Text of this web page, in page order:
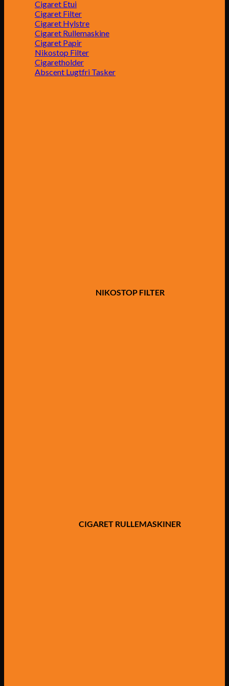
Cigaret Etui
Cigaret Filter
Cigaret Hylstre
Cigaret Rullemaskine
Cigaret Papir
Nikostop Filter
Cigaretholder
Abscent Lugtfri Tasker
NIKOSTOP FILTER
CIGARET RULLEMASKINER